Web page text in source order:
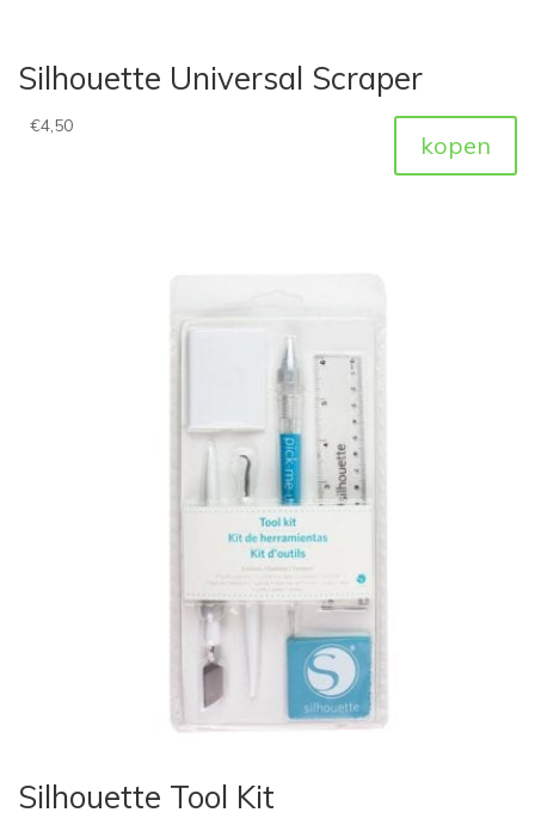
Silhouette Universal Scraper
€4,50
kopen
Silhouette Tool Kit